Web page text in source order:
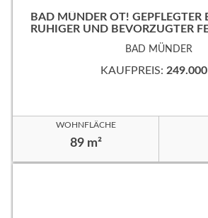
BAD MÜNDER OT!
RUHIGER UND BEVORZUGTER
BAD MÜNDER
KAUFPREIS:
WOHNFLÄCHE
89 m²